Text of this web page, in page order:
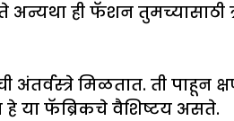
अन्यथा ही फॅशन
मिळतात. ती पाहून
या फॅब्रिकचे वैशिष्टय असते.